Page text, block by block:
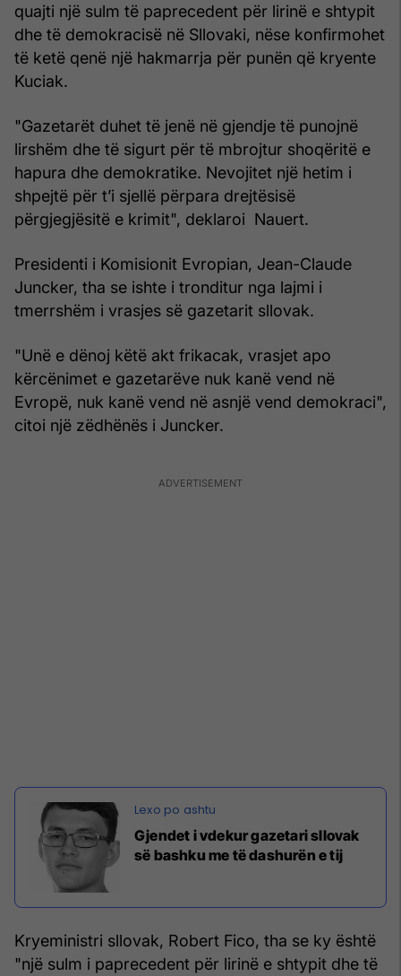
quajti një sulm të paprecedent për lirinë e shtypit
dhe të demokracisë në Sllovaki, nëse konfirmohet
të ketë qenë një hakmarrja për punën që kryente
Kuciak.
"Gazetarët duhet të jenë në gjendje të punojnë
lirshëm dhe të sigurt për të mbrojtur shoqëritë e
hapura dhe demokratike. Nevojitet një hetim i
shpejtë për t’i sjellë përpara drejtësisë
përgjegjësitë e krimit", deklaroi Nauert.
Presidenti i Komisionit Evropian, Jean-Claude
Juncker, tha se ishte i tronditur nga lajmi i
tmerrshëm i vrasjes së gazetarit sllovak.
"Unë e dënoj këtë akt frikacak, vrasjet apo
kërcënimet e gazetarëve nuk kanë vend në
Evropë, nuk kanë vend në asnjë vend demokraci",
citoi një zëdhënës i Juncker.
Gjendet i vdekur gazetari sllovak
së bashku me të dashurën e tij
Kryeministri sllovak, Robert Fico, tha se ky është
"një sulm i paprecedent për lirinë e shtypit dhe të